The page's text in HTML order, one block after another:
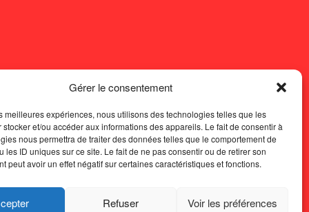
Gérer le consentement
meilleures expériences, nous utilisons des technologies telles que les
stocker et/ou accéder aux informations des appareils. Le fait de consentir à
nous permettra de traiter des données telles que le comportement de
les ID uniques sur ce site. Le fait de ne pas consentir ou de retirer son
peut avoir un effet négatif sur certaines caractéristiques et fonctions.
Refuser Voir les préférences